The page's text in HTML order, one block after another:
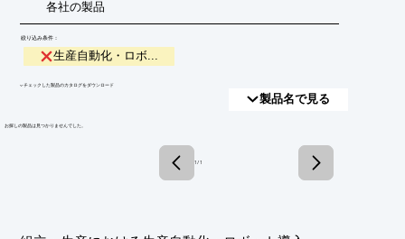
各社の製品
絞り込み条件：
生産自動化・ロボ...
​▼チェックした製品のカタログをダウンロード
製品名で見る
​お探しの製品は見つかりませんでした。
1 / 1